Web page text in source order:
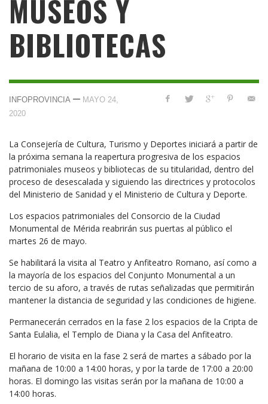
MUSEOS Y
BIBLIOTECAS
INFOPROVINCIA — MAYO 24,
2020
La Consejería de Cultura, Turismo y Deportes iniciará a partir de
la próxima semana la reapertura progresiva de los espacios
patrimoniales museos y bibliotecas de su titularidad, dentro del
proceso de desescalada y siguiendo las directrices y protocolos
del Ministerio de Sanidad y el Ministerio de Cultura y Deporte.
Los espacios patrimoniales del Consorcio de la Ciudad
Monumental de Mérida reabrirán sus puertas al público el
martes 26 de mayo.
Se habilitará la visita al Teatro y Anfiteatro Romano, así como a
la mayoría de los espacios del Conjunto Monumental a un
tercio de su aforo, a través de rutas señalizadas que permitirán
mantener la distancia de seguridad y las condiciones de higiene.
Permanecerán cerrados en la fase 2 los espacios de la Cripta de
Santa Eulalia, el Templo de Diana y la Casa del Anfiteatro.
El horario de visita en la fase 2 será de martes a sábado por la
mañana de 10:00 a 14:00 horas, y por la tarde de 17:00 a 20:00
horas. El domingo las visitas serán por la mañana de 10:00 a
14:00 horas.